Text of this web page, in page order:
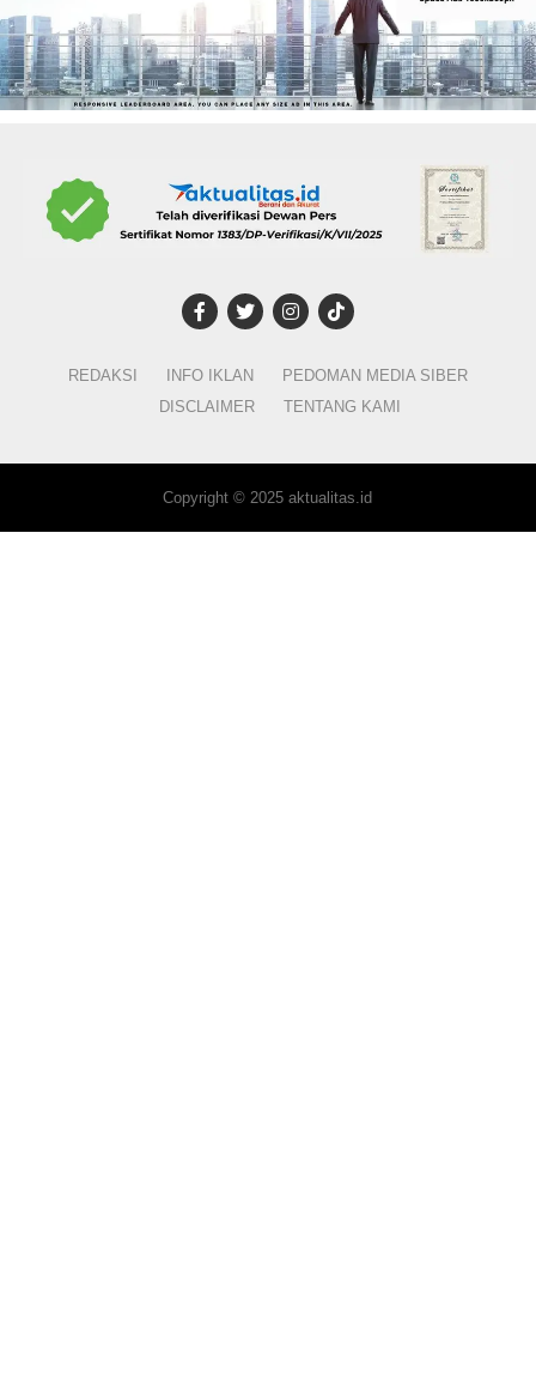
REDAKSI INFO IKLAN
PEDOMAN MEDIA SIBER
DISCLAIMER
TENTANG KAMI
Copyright © 2025 aktualitas.id